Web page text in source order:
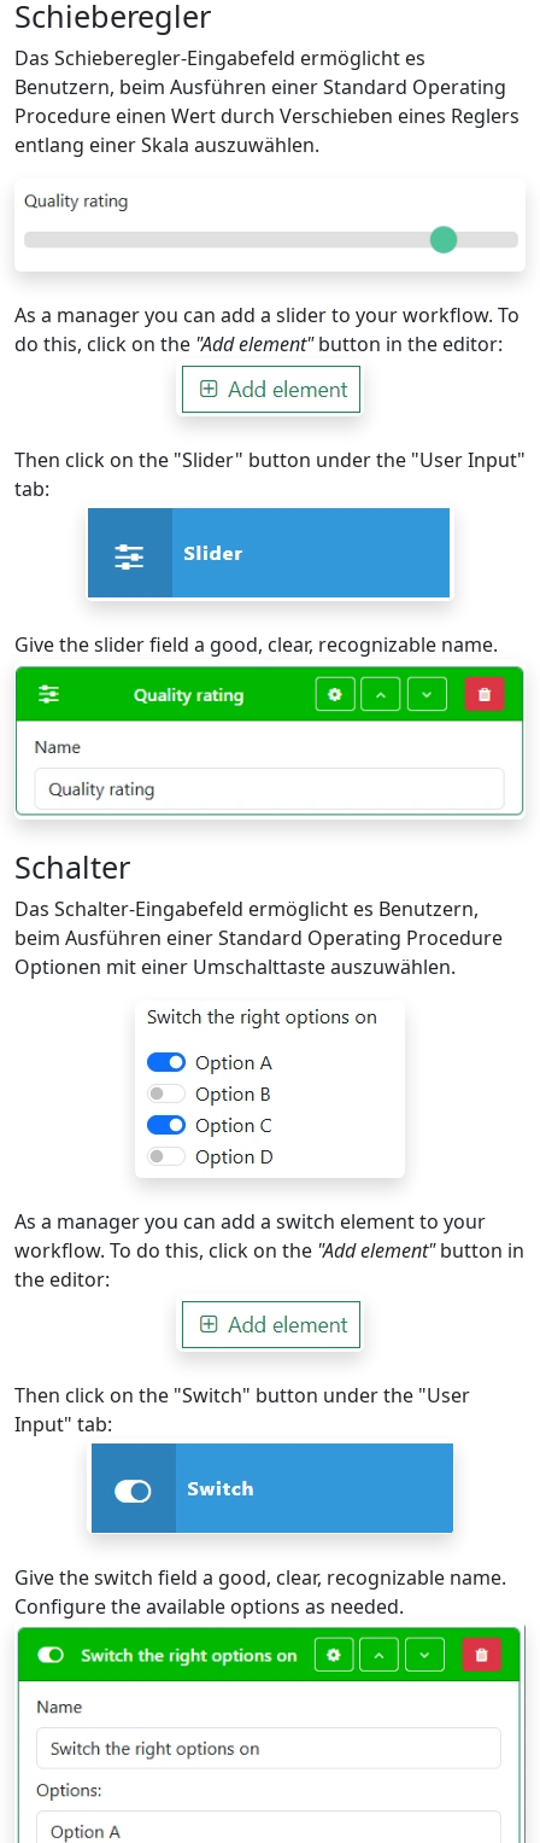
Schieberegler
Das Schieberegler-Eingabefeld ermöglicht es
Benutzern, beim Ausführen einer Standard Operating
Procedure einen Wert durch Verschieben eines Reglers
entlang einer Skala auszuwählen.
As a manager you can add a slider to your workflow. To
do this, click on the "Add element"button in the editor:
Then click on the "Slider" button under the "User Input"
tab:
Give the slider field a good, clear, recognizable name.
Schalter
Das Schalter-Eingabefeld ermöglicht es Benutzern,
beim Ausführen einer Standard Operating Procedure
Optionen mit einer Umschalttaste auszuwählen.
As a manager you can add a switch element to your
workflow. To do this, click on the "Add element"button in
the editor:
Then click on the "Switch" button under the "User
Input" tab:
Give the switch field a good, clear, recognizable name.
Configure the available options as needed.